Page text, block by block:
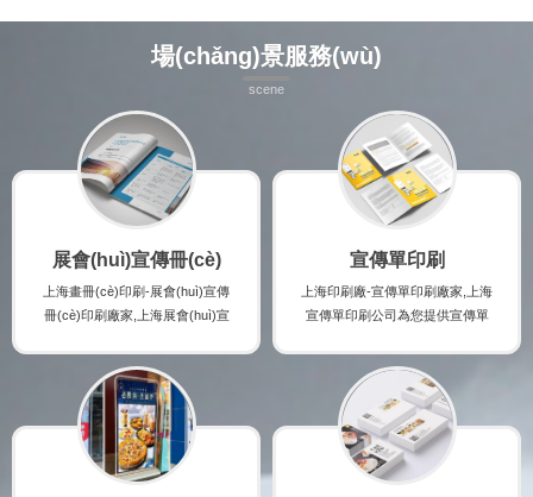
印刷產(chǎn)品。場(chǎng)景服務(wù)
scene
展會(huì)宣傳冊(cè)
上海畫冊(cè)印刷-展會(huì)宣傳
冊(cè)印刷廠家,上海展會(huì)宣
宣傳冊(cè)印刷案例,展會(huì)宣
傳冊(cè)印刷規(guī)格及展會(hu
ì)宣傳冊(cè)印刷報(bào)價(jià),讓
您實(shí)時(shí)了解展會(huì)宣
傳冊(cè)印刷廠家的最新規(guī)
宣傳單印刷
上海印刷廠-宣傳單印刷廠家,上海
宣傳單印刷公司為您提供宣傳單
o)價(jià),讓您實(shí)時(shí)了解
宣傳單印刷廠家的最新規(guī)格
及報(bào)價(jià),并提供宣傳單印
刷時(shí)的注意事項(xiàng),印刷
出讓您滿意的高檔宣傳單印刷產